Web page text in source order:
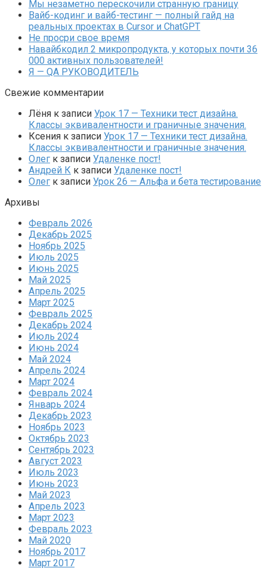
Мы незаметно перескочили странную границу
Вайб-кодинг и вайб-тестинг — полный гайд на
реальных проектах в Cursor и ChatGPT
Не просри свое время
Навайбкодил 2 микропродукта, у которых почти 36
000 активных пользователей!
Я — QA РУКОВОДИТЕЛЬ
Свежие комментарии
Лёня к записи Урок 17 — Техники тест дизайна.
Классы эквивалентности и граничные значения.
Ксения к записи Урок 17 — Техники тест дизайна.
Классы эквивалентности и граничные значения.
Олег к записи Удаленке пост!
Андрей К к записи Удаленке пост!
Олег к записи Урок 26 — Альфа и бета тестирование
Архивы
Февраль 2026
Декабрь 2025
Ноябрь 2025
Июль 2025
Июнь 2025
Май 2025
Апрель 2025
Март 2025
Февраль 2025
Декабрь 2024
Июль 2024
Июнь 2024
Май 2024
Апрель 2024
Март 2024
Февраль 2024
Январь 2024
Декабрь 2023
Ноябрь 2023
Октябрь 2023
Сентябрь 2023
Август 2023
Июль 2023
Июнь 2023
Май 2023
Апрель 2023
Март 2023
Февраль 2023
Май 2020
Ноябрь 2017
Март 2017